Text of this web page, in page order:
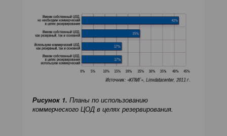
Рисунок 1. Планы по использованию
коммерческого ЦОД в целях резервирования.